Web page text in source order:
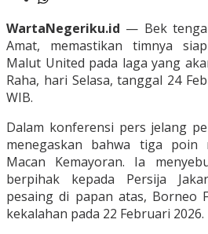
WartaNegeriku.id — Bek
Amat, memastikan timnya
Malut United pada laga yang
Raha, hari Selasa, tanggal 24
WIB.
Dalam konferensi pers jelang
menegaskan bahwa tiga poin
Macan Kemayoran. Ia
berpihak kepada Persija
pesaing di papan atas, Borneo
kekalahan pada 22 Februari 2026.